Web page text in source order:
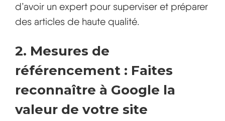
d’avoir un expert pour superviser et préparer
des articles de haute qualité.
2. Mesures de
référencement : Faites
reconnaître à Google la
valeur de votre site